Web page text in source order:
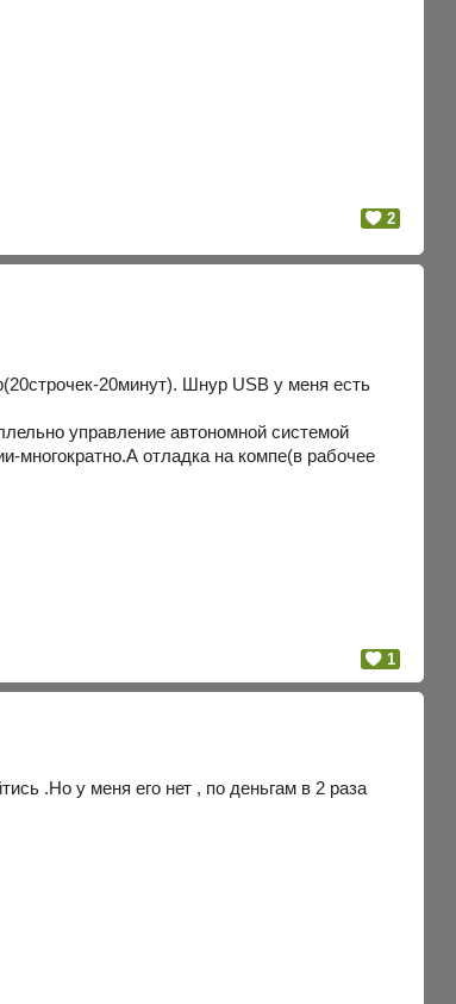
2
20минут). Шнур USB у меня есть
управление автономной системой
многократно.А отладка на компе(в рабочее
1
.Но у меня его нет , по деньгам в 2 раза